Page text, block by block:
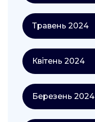
Травень 2024
Квітень 2024
Березень 2024